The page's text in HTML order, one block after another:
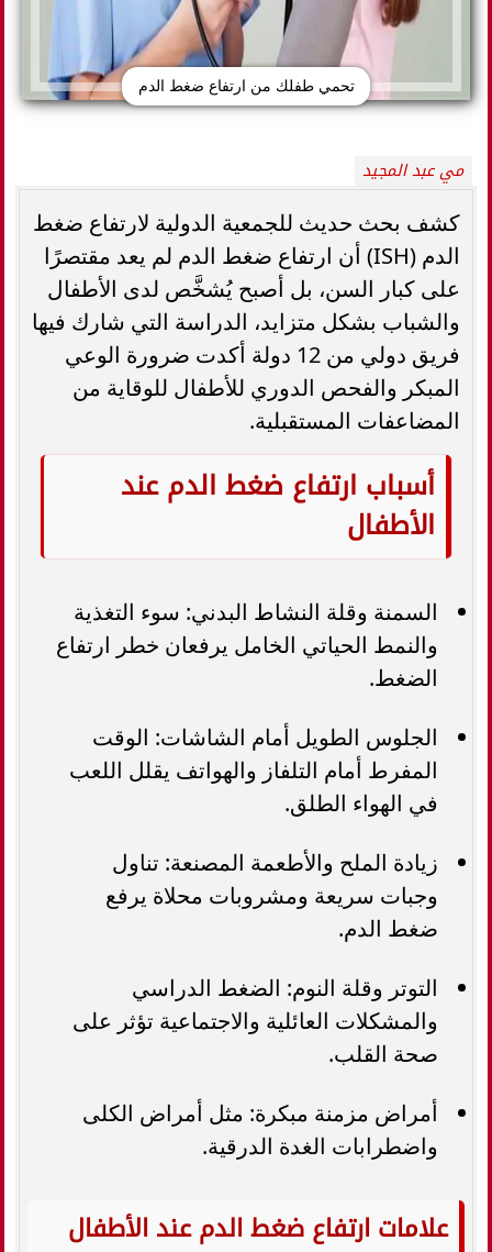
تحمي طفلك من ارتفاع ضغط الدم
مي عبد المجيد
كشف بحث حديث للجمعية الدولية لارتفاع ضغط
الدم (ISH) أن ارتفاع ضغط الدم لم يعد مقتصرًا
على كبار السن، بل أصبح يُشخَّص لدى الأطفال
والشباب بشكل متزايد، الدراسة التي شارك فيها
فريق دولي من 12 دولة أكدت ضرورة الوعي
المبكر والفحص الدوري للأطفال للوقاية من
المضاعفات المستقبلية.
أسباب ارتفاع ضغط الدم عند
الأطفال
السمنة وقلة النشاط البدني: سوء التغذية
والنمط الحياتي الخامل يرفعان خطر ارتفاع
الضغط.
الجلوس الطويل أمام الشاشات: الوقت
المفرط أمام التلفاز والهواتف يقلل اللعب
في الهواء الطلق.
زيادة الملح والأطعمة المصنعة: تناول
وجبات سريعة ومشروبات محلاة يرفع
ضغط الدم.
التوتر وقلة النوم: الضغط الدراسي
والمشكلات العائلية والاجتماعية تؤثر على
صحة القلب.
أمراض مزمنة مبكرة: مثل أمراض الكلى
واضطرابات الغدة الدرقية.
علامات ارتفاع ضغط الدم عند الأطفال